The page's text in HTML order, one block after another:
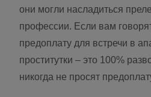
они могли насладиться
профессии. Если вам
предоплату для встречи в
проститутки – это 100%
никогда не просят